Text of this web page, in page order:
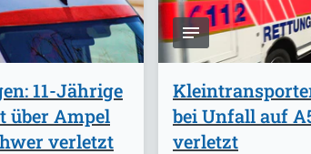
11-Jährige
über Ampel
verletzt
bei Unfall auf
verletzt